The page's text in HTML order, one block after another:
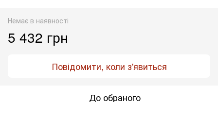
Немає в наявності
5 432 грн
Повідомити, коли з'явиться
До обраного